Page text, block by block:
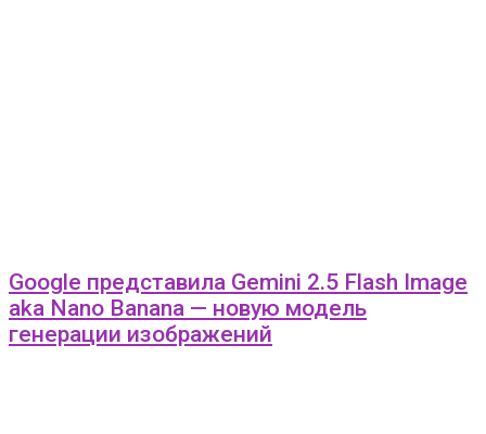
Google представила Gemini 2.5 Flash Image
aka Nano Banana — новую модель
генерации изображений